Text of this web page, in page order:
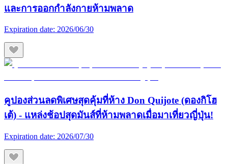
และการออกกำลังกายห้ามพลาด
Expiration date: 2026/06/30
คูปองส่วนลดพิเศษสุดคุ้มที่ห้าง Don Quijote (ดองกิโฮ
เต้) - แหล่งช้อปสุดมันส์ที่ห้ามพลาดเมื่อมาเที่ยวญี่ปุ่น!
Expiration date: 2026/07/30